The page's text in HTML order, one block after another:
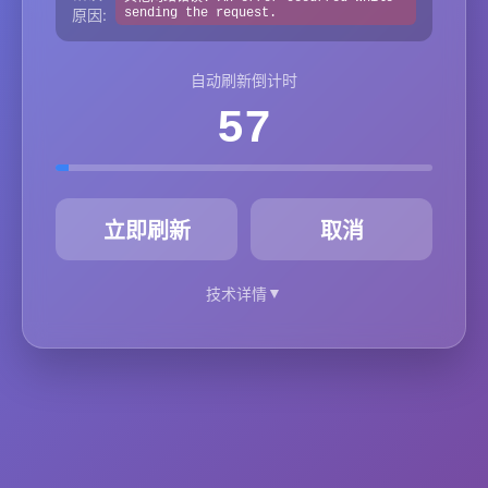
原因:
sending the request.
自动刷新倒计时
57
立即刷新 取消
技术详情▼